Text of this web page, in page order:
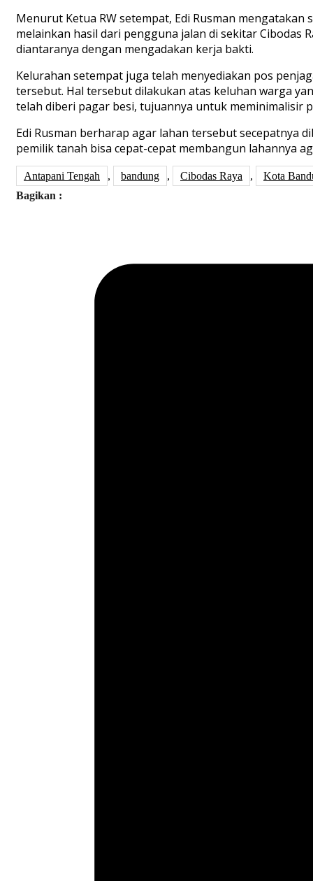
Menurut Ketua RW setempat, Edi Rusman
melainkan hasil dari pengguna jalan di sekitar Cibodas
diantaranya dengan mengadakan kerja bakti.
Kelurahan setempat juga telah menyediakan pos
tersebut. Hal tersebut dilakukan atas keluhan warga
telah diberi pagar besi, tujuannya untuk meminimalisir
Edi Rusman berharap agar lahan tersebut secepatnya
pemilik tanah bisa cepat-cepat membangun lahannya
Antapani Tengah , bandung , Cibodas Raya ,
Kota
Bagikan :